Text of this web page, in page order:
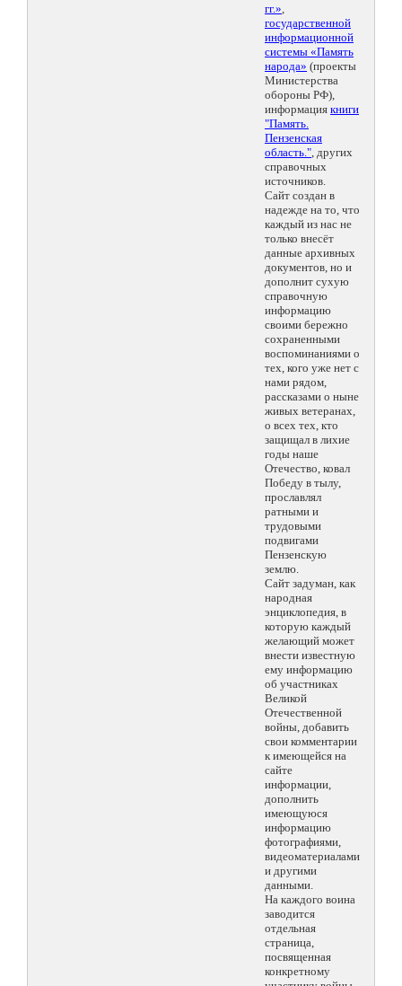
гг.»,
государственной
информационной
системы «Память
народа» (проекты
Министерства
обороны РФ),
информация книги
"Память.
Пензенская
область.", других
справочных
источников.
Сайт создан в
надежде на то, что
каждый из нас не
только внесёт
данные архивных
документов, но и
дополнит сухую
справочную
информацию
своими бережно
сохраненными
воспоминаниями о
тех, кого уже нет с
нами рядом,
рассказами о ныне
живых ветеранах,
о всех тех, кто
защищал в лихие
годы наше
Отечество, ковал
Победу в тылу,
прославлял
ратными и
трудовыми
подвигами
Пензенскую
землю.
Сайт задуман, как
народная
энциклопедия, в
которую каждый
желающий может
внести известную
ему информацию
об участниках
Великой
Отечественной
войны, добавить
свои комментарии
к имеющейся на
сайте
информации,
дополнить
имеющуюся
информацию
фотографиями,
видеоматериалами
и другими
данными.
На каждого воина
заводится
отдельная
страница,
посвященная
конкретному